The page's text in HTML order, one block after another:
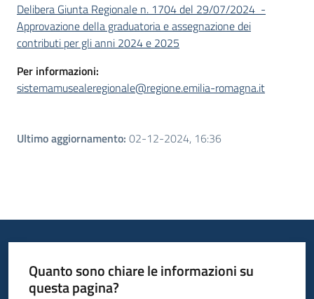
Delibera Giunta Regionale n. 1704 del 29/07/2024 -
Approvazione della graduatoria e assegnazione dei
contributi per gli anni 2024 e 2025
Per informazioni:
sistemamusealeregionale@regione.emilia-romagna.it
Ultimo aggiornamento: 02-12-2024, 16:36
Quanto sono chiare le informazioni su
questa pagina?